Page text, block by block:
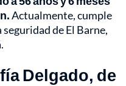
Actualmente, cumple
de El Barne,
Delgado, de